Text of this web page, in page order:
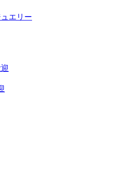
エリー